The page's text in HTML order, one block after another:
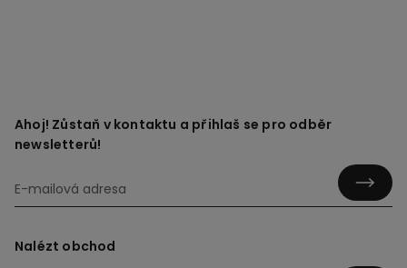
Ahoj! Zůstaň v kontaktu a přihlaš se pro odběr
newsletterů!
Nalézt obchod